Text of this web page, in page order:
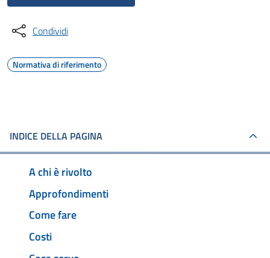
Condividi
Normativa di riferimento
INDICE DELLA PAGINA
A chi è rivolto
Approfondimenti
Come fare
Costi